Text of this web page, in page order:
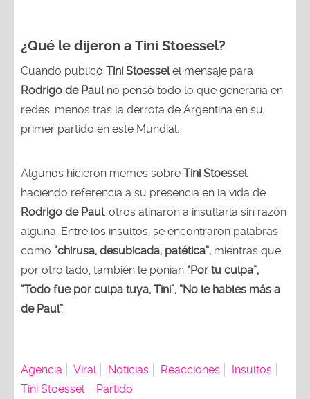
¿Qué le dijeron a Tini Stoessel?
Cuando publicó Tini Stoesselel mensaje para
Rodrigo de Paulno pensó todo lo que generaría en
redes, menos tras la derrota de Argentina en su
primer partido en este Mundial.
Algunos hicieron memes sobre Tini Stoessel,
haciendo referencia a su presencia en la vida de
Rodrigo de Paul, otros atinaron a insultarla sin razón
alguna. Entre los insultos, se encontraron palabras
como “chirusa, desubicada, patética”, mientras que,
por otro lado, también le ponían “Por tu culpa”,
“Todo fue por culpa tuya, Tini”, “No le hables más a
de Paul”
Agencia Viral Noticias Reacciones
Insultos
Tini Stoessel
Partido